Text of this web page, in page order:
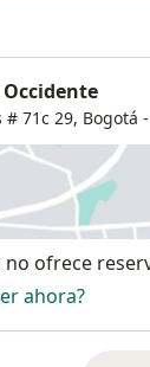
# 71c 29, Bogotá -
no ofrece
ahora?